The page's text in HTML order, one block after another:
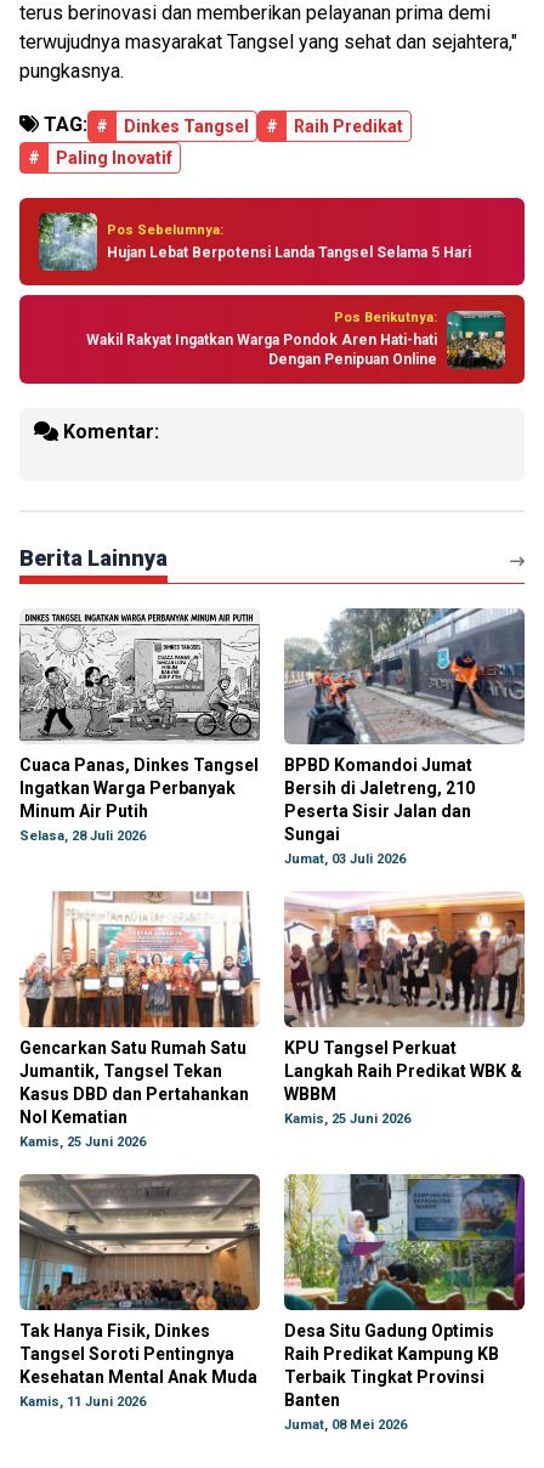
terus berinovasi dan memberikan pelayanan prima demi
terwujudnya masyarakat Tangsel yang sehat dan sejahtera,"
pungkasnya.
TAG: # Dinkes Tangsel #
Raih Predikat
#
Paling Inovatif
Pos Sebelumnya:
Hujan Lebat Berpotensi Landa Tangsel Selama 5 Hari
Pos Berikutnya:
Wakil Rakyat Ingatkan Warga Pondok Aren Hati-hati
Dengan Penipuan Online
Komentar:
Berita Lainnya
Cuaca Panas, Dinkes Tangsel
Ingatkan Warga Perbanyak
Minum Air Putih
Selasa, 28 Juli 2026
BPBD Komandoi Jumat
Bersih di Jaletreng, 210
Peserta Sisir Jalan dan
Sungai
Jumat, 03 Juli 2026
Gencarkan Satu Rumah Satu
Jumantik, Tangsel Tekan
Kasus DBD dan Pertahankan
Nol Kematian
Kamis, 25 Juni 2026
KPU Tangsel Perkuat
Langkah Raih Predikat WBK &
WBBM
Kamis, 25 Juni 2026
Tak Hanya Fisik, Dinkes
Tangsel Soroti Pentingnya
Kesehatan Mental Anak Muda
Kamis, 11 Juni 2026
Desa Situ Gadung Optimis
Raih Predikat Kampung KB
Terbaik Tingkat Provinsi
Banten
Jumat, 08 Mei 2026